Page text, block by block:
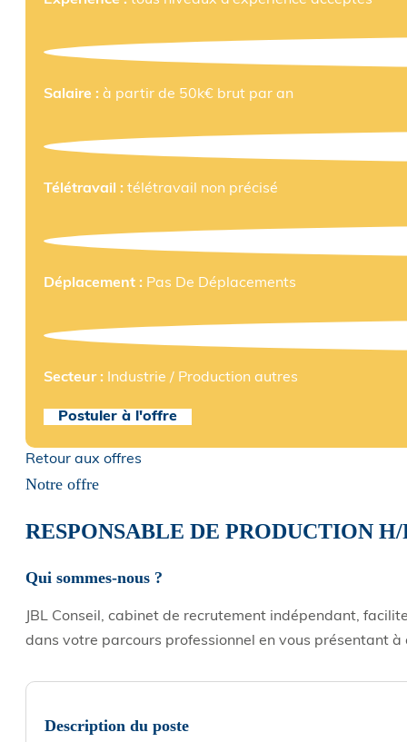
Salaire : à partir de 50k€ brut par an
Télétravail : télétravail non précisé
Déplacement : Pas De Déplacements
Secteur : Industrie / Production autres
Postuler à l'offre
Retour aux offres
Notre offre
RESPONSABLE DE PRODUCTION H/
Qui sommes-nous ?
JBL Conseil, cabinet de recrutement indépendant,
dans votre parcours professionnel en vous présentant
Description du poste